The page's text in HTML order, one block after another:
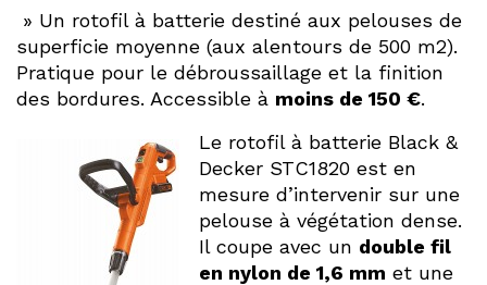
» Un rotofil à batterie destiné aux pelouses de
superficie moyenne (aux alentours de 500 m2).
Pratique pour le débroussaillage et la finition
des bordures. Accessible à moins de 150 €.
Le rotofil à batterie Black &
Decker STC1820 est en
mesure d’intervenir sur une
pelouse à végétation dense.
Il coupe avec un double fil
en nylon de 1,6 mm et une